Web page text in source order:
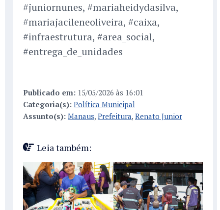
#juniornunes, #mariaheidydasilva,
#mariajacileneoliveira, #caixa,
#infraestrutura, #area_social,
#entrega_de_unidades
Publicado em: 15/05/2026 às 16:01
Categoria(s): Política Municipal
Assunto(s): Manaus, Prefeitura, Renato Junior
Leia também: